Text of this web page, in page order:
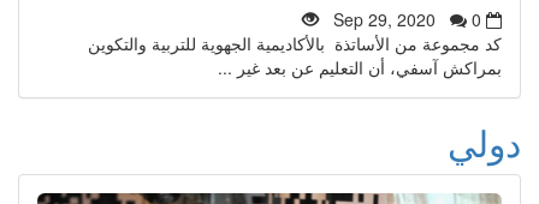
Sep 29, 2020
0
كد مجموعة من الأساتذة بالأكاديمية الجهوية للتربية والتكوين
بمراكش آسفي، أن التعليم عن بعد غير ...
دولي